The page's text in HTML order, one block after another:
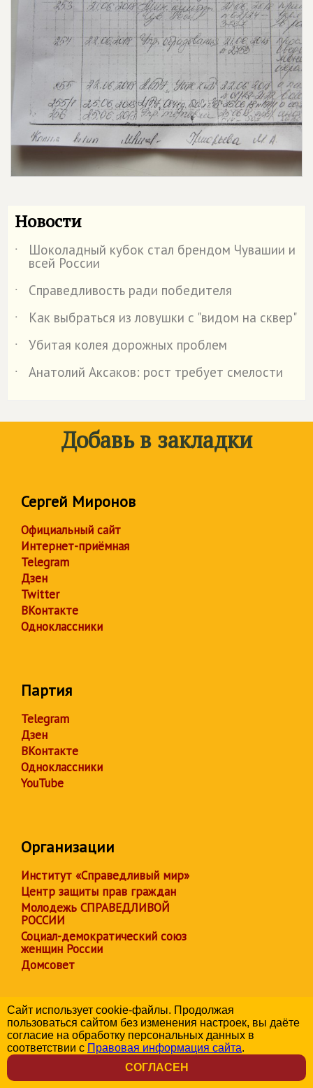
Новости
˙ Шоколадный кубок стал брендом Чувашии и
всей России
˙
Справедливость ради победителя
˙
Как выбраться из ловушки с "видом на сквер"
˙
Убитая колея дорожных проблем
˙
Анатолий Аксаков: рост требует смелости
Добавь в закладки
Сергей Миронов
Официальный сайт
Интернет-приёмная
Telegram
Дзен
Twitter
ВКонтакте
Одноклассники
Партия
Telegram
Дзен
ВКонтакте
Одноклассники
YouTube
Организации
Институт «Справедливый мир»
Центр защиты прав граждан
Молодежь СПРАВЕДЛИВОЙ
РОССИИ
Социал-демократический союз
женщин России
Домсовет
Социалистическая политическая партияСПРАВЕДЛИВАЯ
РОССИЯ
Региональное отделение партии в Чувашской Республике
© 2006-2026
Сайт использует cookie-файлы. Продолжая
пользоваться сайтом без изменения настроек, вы даёте
согласие на обработку персональных данных в
соответствии с Правовая информация сайта.
СОГЛАСЕН